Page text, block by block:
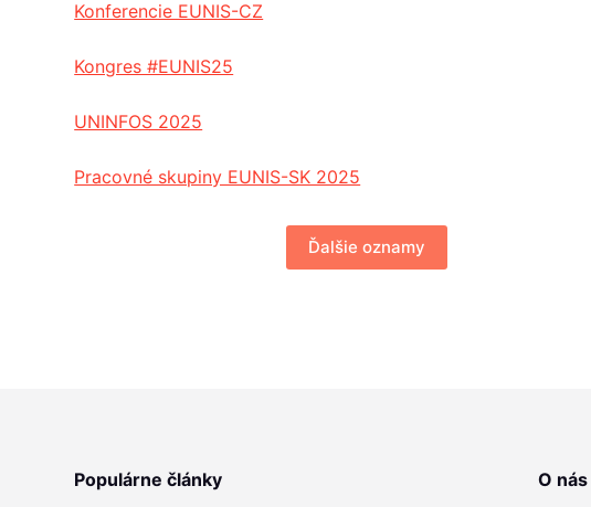
Konferencie EUNIS-CZ
Kongres #EUNIS25
UNINFOS 2025
Pracovné skupiny EUNIS-SK 2025
Ďalšie oznamy
Populárne články O nás